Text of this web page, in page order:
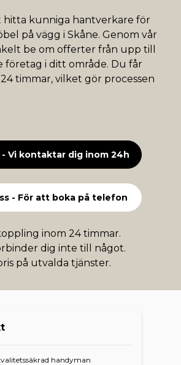
hitta kunniga hantverkare för
på vägg i Skåne. Genom vår
be om offerter från upp till
företag i ditt område. Du får
timmar, vilket gör processen
- Vi kontaktar dig inom 24h
- För att boka på telefon
inom 24 timmar.
dig inte till något.
på utvalda tjänster.
handyman